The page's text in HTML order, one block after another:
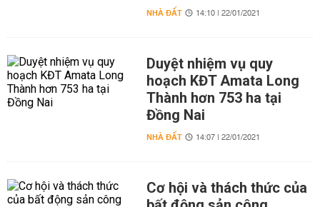
NHÀ ĐẤT 14:10 | 22/01/2021
Duyệt nhiệm vụ quy
hoạch KĐT Amata Long
Thành hơn 753 ha tại
Đồng Nai
NHÀ ĐẤT 14:07 | 22/01/2021
Cơ hội và thách thức của